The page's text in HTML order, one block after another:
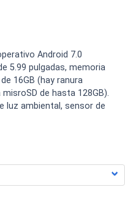
Android 7.0
5.99 pulgadas, memoria
16GB (hay ranura
de hasta 128GB).
luz ambiental, sensor de